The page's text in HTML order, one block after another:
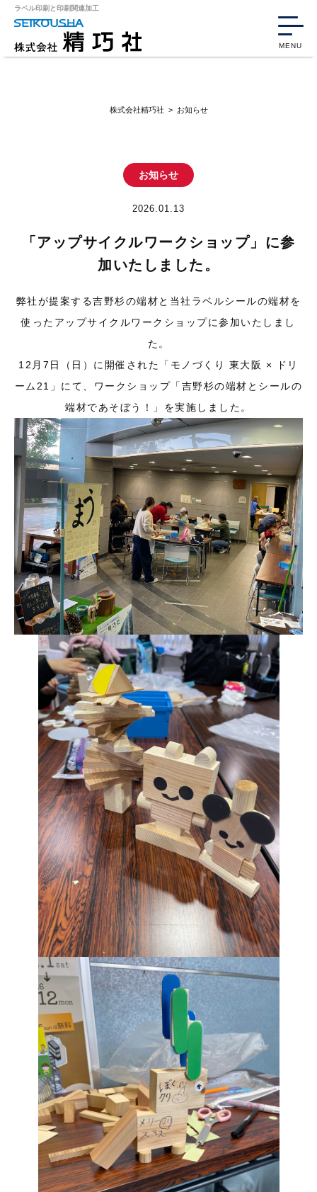
ラベル印刷と印刷関連加工
MENU
株式会社精巧社 > お知らせ
お知らせ
2026.01.13
「アップサイクルワークショップ」に参
加いたしました。
弊社が提案する吉野杉の端材と当社ラベルシールの端材を
使ったアップサイクルワークショップに参加いたしまし
た。
12月7日（日）に開催された「モノづくり 東大阪 × ドリ
ーム21」にて、ワークショップ「吉野杉の端材とシールの
端材であそぼう！」を実施しました。